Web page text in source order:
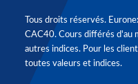
Tous droits réservés.
CAC40. Cours différés d'au
autres indices. Pour les
toutes valeurs et indices.